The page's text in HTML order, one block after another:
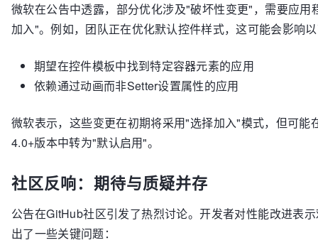
微软在公告中透露，部分优化涉及"破坏性变更"，需要应用
加入"。例如，团队正在优化默认控件样式，这可能会影响
期望在控件模板中找到特定容器元素的应用
依赖通过动画而非Setter设置属性的应用
微软表示，这些变更在初期将采用"选择加入"模式，但可能
4.0+版本中转为"默认启用"。
社区反响：期待与质疑并存
公告在GitHub社区引发了热烈讨论。开发者对性能改进表
出了一些关键问题：